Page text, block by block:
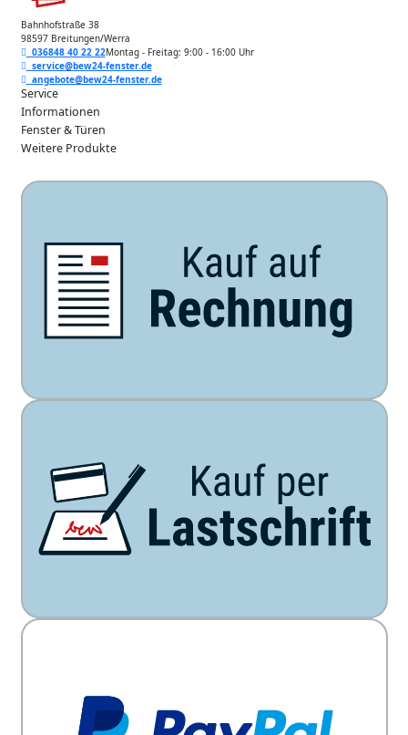
Bahnhofstraße 38
98597 Breitungen/Werra
036848 40 22 22Montag - Freitag: 9:00 - 16:00 Uhr
service@bew24-fenster.de
angebote@bew24-fenster.de
Service
Informationen
Fenster & Türen
Weitere Produkte